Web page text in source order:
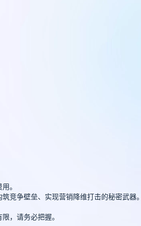
。
竞争壁垒、实现营销降维打击的秘密武器
，请务必把握。